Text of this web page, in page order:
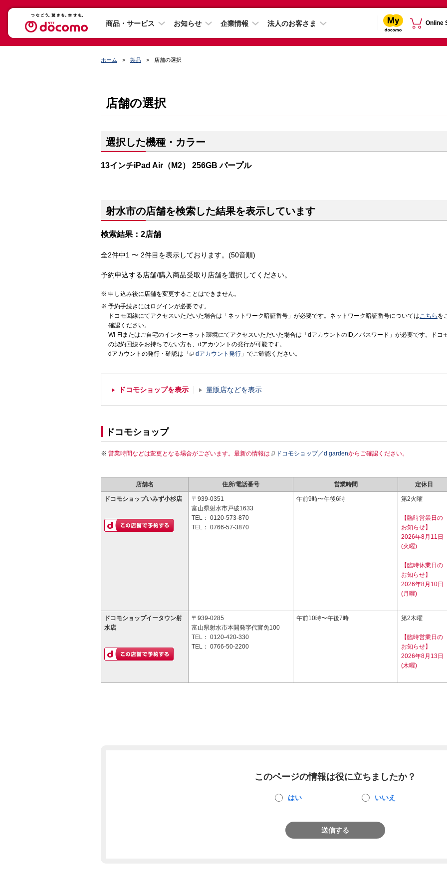
商品・サービス お知らせ 企業情報 法人のお客さま Online
ホーム 製品 店舗の選択
店舗の選択
選択した機種・カラー
13インチiPad Air（M2） 256GB パープル
射水市の店舗を検索した結果を表示しています
検索結果：2店舗
全2件中1 〜 2件目を表示しております。(50音順)
予約申込する店舗/購入商品受取り店舗を選択してください。
申し込み後に店舗を変更することはできません。
予約手続きにはログインが必要です。
ドコモ回線にてアクセスいただいた場合は「ネットワーク暗証番号」が必要です。ネットワーク暗証番号についてはこちら を
確認ください。
Wi-Fiまたはご自宅のインターネット環境にてアクセスいただいた場合は「dアカウントのID／パスワード」が必要です。ドコ
の契約回線をお持ちでない方も、dアカウントの発行が可能です。
dアカウントの発行・確認は「
dアカウント発行 」でご確認ください。
ドコモショップを表示 量販店などを表示
ドコモショップ
営業時間などは変更となる場合がございます。最新の情報は ドコモショップ／d gardenからご確認ください。
店舗名 住所/電話番号 営業時間 定休日
ドコモショップいみず小杉店
〒939-0351
富山県射水市戸破1633
TEL： 0120-573-870
TEL： 0766-57-3870
午前9時〜午後6時 第2火曜
【臨時営業日の
お知らせ】
2026年8月11日
(火曜)
【臨時休業日の
お知らせ】
2026年8月10日
(月曜)
ドコモショップイータウン射
水店
〒939-0285
富山県射水市本開発字代官免100
TEL： 0120-420-330
TEL： 0766-50-2200
午前10時〜午後7時 第2木曜
【臨時営業日の
お知らせ】
2026年8月13日
(木曜)
このページの情報は役に立ちましたか？
はい いいえ
送信する